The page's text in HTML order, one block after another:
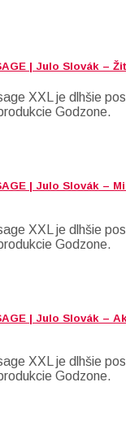
| Julo Slovák –
XXL je dlhšie
Godzone.
| Julo Slovák –
XXL je dlhšie
Godzone.
| Julo Slovák –
XXL je dlhšie
Godzone.